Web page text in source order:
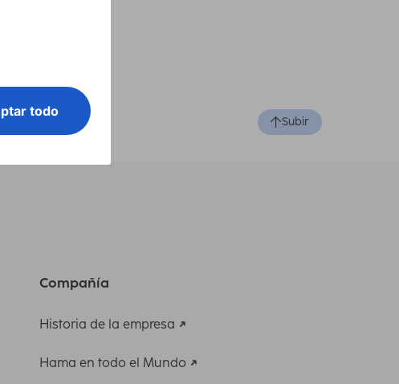
Subir
Compañía
Historia de la empresa
Hama en todo el Mundo